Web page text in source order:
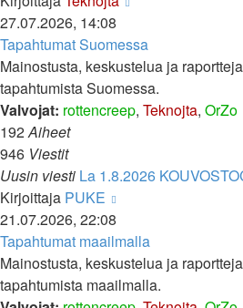
viesti
27.07.2026, 14:08
Tapahtumat Suomessa
Mainostusta, keskustelua ja
tapahtumista Suomessa.
Valvojat: rottencreep, Teknojta, OrZo
192Aiheet
946 Viestit
Uusin viesti La 1.8.2026
Kirjoittaja PUKE
viesti
21.07.2026, 22:08
Tapahtumat maailmalla
Mainostusta, keskustelua ja
tapahtumista maailmalla.